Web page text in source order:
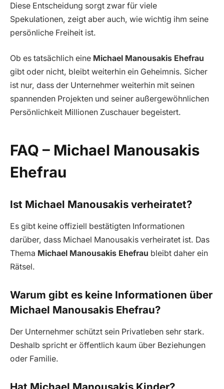
Diese Entscheidung sorgt zwar für viele
Spekulationen, zeigt aber auch, wie wichtig ihm seine
persönliche Freiheit ist.
Ob es tatsächlich eine Michael Manousakis Ehefrau
gibt oder nicht, bleibt weiterhin ein Geheimnis. Sicher
ist nur, dass der Unternehmer weiterhin mit seinen
spannenden Projekten und seiner außergewöhnlichen
Persönlichkeit Millionen Zuschauer begeistert.
FAQ – Michael Manousakis
Ehefrau
Ist Michael Manousakis verheiratet?
Es gibt keine offiziell bestätigten Informationen
darüber, dass Michael Manousakis verheiratet ist. Das
Thema Michael Manousakis Ehefrau bleibt daher ein
Rätsel.
Warum gibt es keine Informationen über
Michael Manousakis Ehefrau?
Der Unternehmer schützt sein Privatleben sehr stark.
Deshalb spricht er öffentlich kaum über Beziehungen
oder Familie.